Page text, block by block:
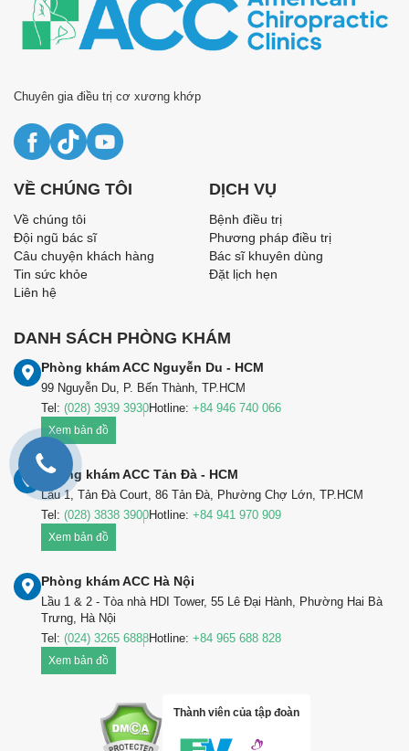
Chuyên gia điều trị cơ xương khớp
DANH SÁCH PHÒNG KHÁM
Phòng khám ACC Nguyễn Du - HCM
99 Nguyễn Du, P. Bến Thành, TP.HCM
Tel: (028) 3939 3930Hotline: +84 946 740 066
Xem bản đồ
Phòng khám ACC Tản Đà - HCM
Lầu 1, Tản Đà Court, 86 Tản Đà, Phường Chợ Lớn, TP.HCM
Tel: (028) 3838 3900Hotline: +84 941 970 909
Xem bản đồ
Phòng khám ACC Hà Nội
Lầu 1 & 2 - Tòa nhà HDI Tower, 55 Lê Đại Hành, Phường Hai Bà
Trưng, Hà Nội
Tel: (024) 3265 6888Hotline: +84 965 688 828
Xem bản đồ
VỀ CHÚNG TÔI
Về chúng tôi
Đội ngũ bác sĩ
Câu chuyện khách hàng
Tin sức khỏe
Liên hệ
DỊCH VỤ
Bệnh điều trị
Phương pháp điều trị
Bác sĩ khuyên dùng
Đặt lịch hẹn
Thành viên của tập đoàn